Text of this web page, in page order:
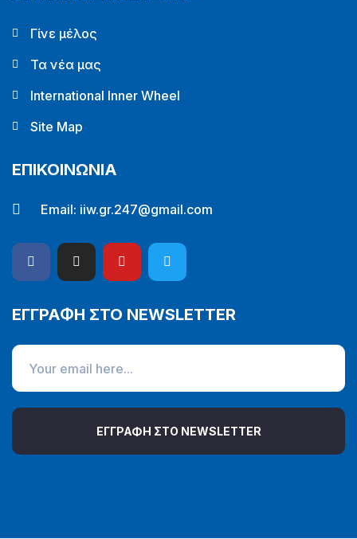
Γίνε μέλος
Τα νέα μας
International Inner Wheel
Site Map
ΕΠΙΚΟΙΝΩΝΙΑ
Email: iiw.gr.247@gmail.com
ΕΓΓΡΑΦΗ ΣΤΟ NEWSLETTER
ΕΓΓΡΑΦΗ ΣΤΟ NEWSLETTER